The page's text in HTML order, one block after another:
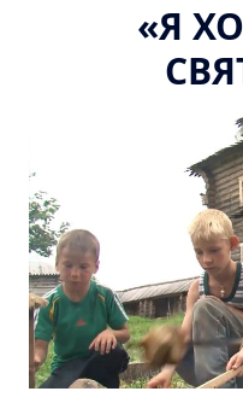
«Я